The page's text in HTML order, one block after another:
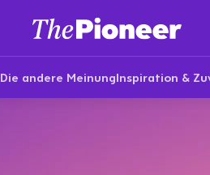
Die andere MeinungInspiration &